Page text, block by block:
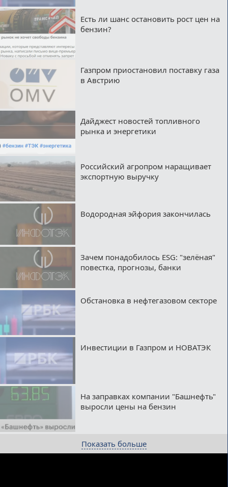
Есть ли шанс остановить рост цен на
бензин?
Газпром приостановил поставку газа
в Австрию
Дайджест новостей топливного
рынка и энергетики
Российский агропром наращивает
экспортную выручку
Водородная эйфория закончилась
Зачем понадобилось ESG: "зелёная"
повестка, прогнозы, банки
Обстановка в нефтегазовом секторе
Инвестиции в Газпром и НОВАТЭК
На заправках компании "Башнефть"
выросли цены на бензин
Показать больше